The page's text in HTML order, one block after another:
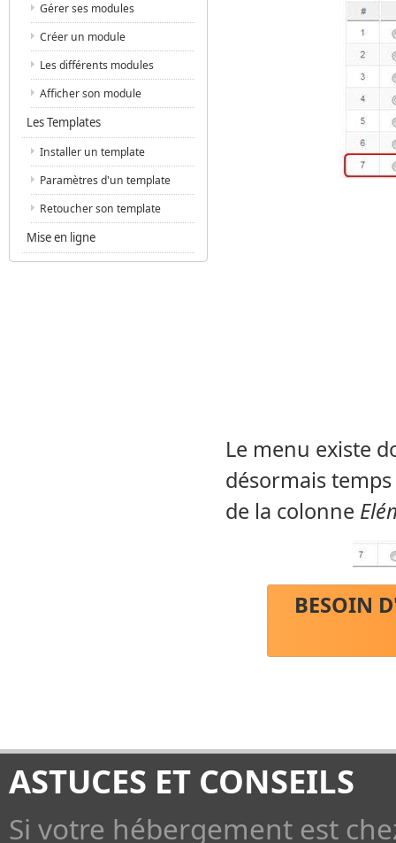
Le menu existe
désormais
de la colonne
BESOIN
Gérer ses modules
Créer un module
Les différents modules
Afficher son module
Les Templates
Installer un template
Paramètres d'un template
Retoucher son template
Mise en ligne
ASTUCES ET CONSEILS
Si votre hébergement est